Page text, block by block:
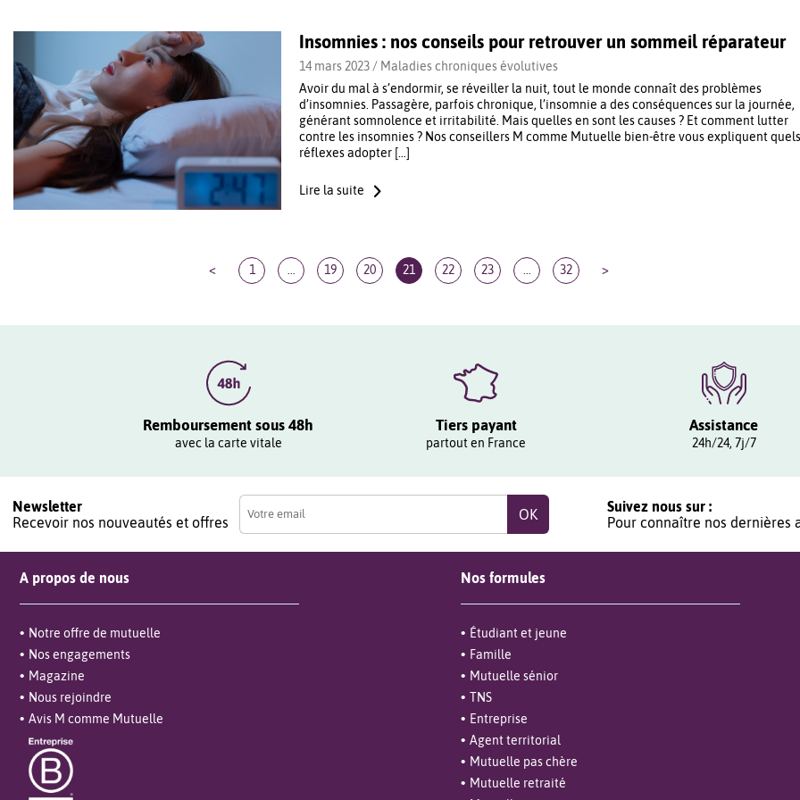
Insomnies : nos conseils pour retrouver un sommeil réparateur
14 mars 2023 / Maladies chroniques évolutives
Avoir du mal à s’endormir, se réveiller la nuit, tout le monde connaît des problèmes
d’insomnies. Passagère, parfois chronique, l’insomnie a des conséquences sur la journée,
générant somnolence et irritabilité. Mais quelles en sont les causes ? Et comment lutter
contre les insomnies ? Nos conseillers M comme Mutuelle bien-être vous expliquent quels
réflexes adopter […]
Lire la suite
< 1 19 20 21 22 23 32 >
Remboursement sous 48h
avec la carte vitale
Tiers payant
partout en France
Assistance
24h/24, 7j/7
Newsletter
Recevoir nos nouveautés et offres
Suivez nous sur :
Pour connaître nos dernières
A propos de nous
Notre offre de mutuelle
Nos engagements
Magazine
Nous rejoindre
Avis M comme Mutuelle
Nos formules
Étudiant et jeune
Famille
Mutuelle sénior
TNS
Entreprise
Agent territorial
Mutuelle pas chère
Mutuelle retraité